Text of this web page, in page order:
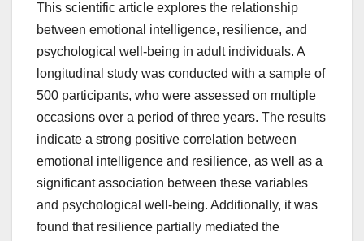
This scientific article explores the relationship
between emotional intelligence, resilience, and
psychological well-being in adult individuals. A
longitudinal study was conducted with a sample of
500 participants, who were assessed on multiple
occasions over a period of three years. The results
indicate a strong positive correlation between
emotional intelligence and resilience, as well as a
significant association between these variables
and psychological well-being. Additionally, it was
found that resilience partially mediated the